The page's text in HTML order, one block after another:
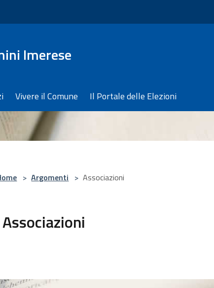
Imerese
Vivere il Comune Il Portale delle Elezioni
> Argomenti > Associazioni
Associazioni